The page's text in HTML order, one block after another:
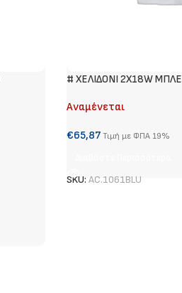
# ΧΕΛΙΔΟΝΙ 2Χ18W ΜΠΛΕ
Αναμένεται
€65,87 Τιμή με ΦΠΑ 19%
SKU: AC.1061BLU